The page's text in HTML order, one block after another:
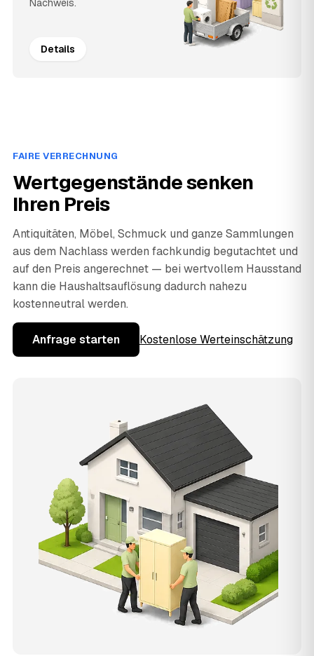
Nachweis.
Details
FAIRE VERRECHNUNG
Wertgegenstände senken
Ihren Preis
Antiquitäten, Möbel, Schmuck und ganze Sammlungen
aus dem Nachlass werden fachkundig begutachtet und
auf den Preis angerechnet — bei wertvollem Hausstand
kann die Haushaltsauflösung dadurch nahezu
kostenneutral werden.
Anfrage starten Kostenlose Werteinschätzung